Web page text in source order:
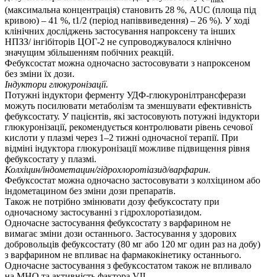
(максимальна концентрація) становить 28 %, AUC (площа під
кривою) – 41 %, t1/2 (період напіввиведення) – 26 %). У ході
клінічних досліджень застосування напроксену та інших
НПЗЗ/ інгібіторів ЦОГ-2 не супроводжувалося клінічно
значущим збільшенням побічних реакцій.
Фебуксостат можна одночасно застосовувати з напроксеном
без зміни їх дози.
Індуктори глюкуронізації.
Потужні індуктори ферменту УДФ-глюкуронілтрансферази
можуть посилювати метаболізм та зменшувати ефективність
фебуксостату. У пацієнтів, які застосовують потужні індуктори
глюкуронізації, рекомендується контролювати рівень сечової
кислоти у плазмі через 1–2 тижні одночасної терапії. При
відміні індуктора глюкуронізації можливе підвищення рівня
фебуксостату у плазмі.
Колхіцин/індометацин/гідрохлоротіазид/варфарин.
Фебуксостат можна одночасно застосовувати з колхіцином або
індометацином без зміни дози препаратів.
Також не потрібно змінювати дозу фебуксостату при
одночасному застосуванні з гідрохлоротіазидом.
Одночасне застосування фебуксостату з варфарином не
вимагає зміни дози останнього. Застосування у здорових
добровольців фебуксостату (80 мг або 120 мг один раз на добу)
з варфарином не впливає на фармакокінетику останнього.
Одночасне застосування з фебуксостатом також не впливало